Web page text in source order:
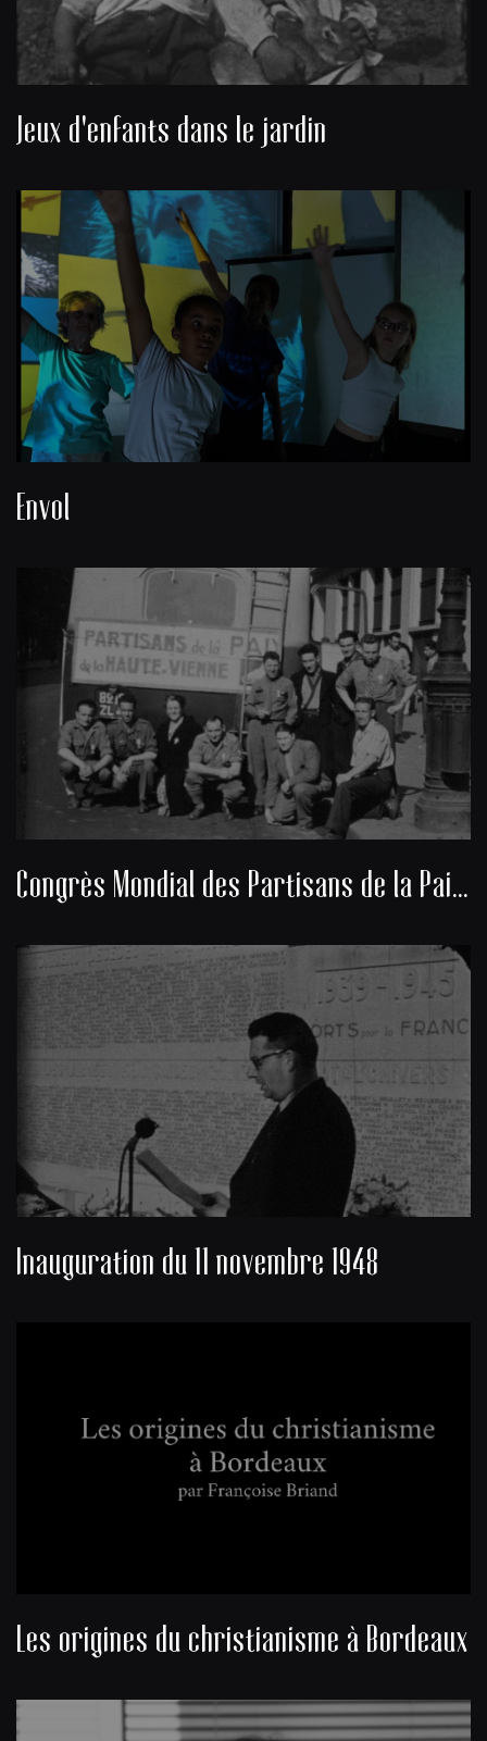
Jeux d'enfants dans le jardin
Envol
Congrès Mondial des Partisans de la Paix 1949
Inauguration du 11 novembre 1948
Les origines du christianisme à Bordeaux